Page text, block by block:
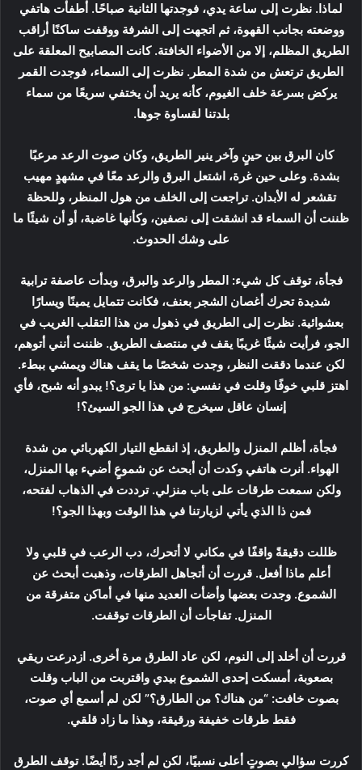
لماذا. نظرت إلى ساعة يدي، فوجدتها الثانية صباحًا. أطفأت هاتفي
ووضعته بجانب القهوة، ثم اتجهت إلى الشرفة ووقفت ساكنًا أراقب
الطريق المظلم، إلا من الأضواء الخافتة. كانت المصابيح المعلقة على
الطريق ترتعش من شدة المطر. نظرت إلى السماء، فوجدت القمر
يركض بسرعة خلف الغيوم، كأنه يريد أن يختفي سريعًا من سماء
بلدتنا لقساوة جوها.
كان البرق بين حينٍ وآخر ينير الطريق، وكان صوت الرعد مرعبًا
بشدة. وعلى حين غرة، اشتعل البرق والرعد معًا في مشهدٍ مهيب
تقشعر له الأبدان. تراجعت إلى الخلف من هول المنظر، وللحظة
ظننت أن السماء قد انشقت إلى نصفين، وكأنها غاضبة، أو أن شيئًا ما
على وشك الحدوث.
فجأة، توقف كل شيء: المطر والرعد والبرق، وبدأت عاصفة ترابية
شديدة تحرك أغصان الشجر بعنف، فكانت تتمايل يمينًا ويسارًا
بعشوائية. نظرت إلى الطريق في ذهول من هذا التقلب الغريب في
الجو، فرأيت شيئًا غريبًا يقف في منتصف الطريق. ظننت أنني أتوهم،
لكن عندما دققت النظر، وجدت شخصًا ما يقف هناك ويمشي ببطء.
اهتز قلبي خوفًا وقلت في نفسي: من هذا يا ترى؟! يبدو أنه شبح، فأي
إنسان عاقل سيخرج في هذا الجو السيئ؟!
فجأة، أظلم المنزل والطريق، إذ انقطع التيار الكهربائي من شدة
الهواء. أنرت هاتفي وكدت أن أبحث عن شموعٍ أضيء بها المنزل،
ولكن سمعت طرقات على باب منزلي. ترددت في الذهاب لفتحه،
فمن ذا الذي يأتي لزيارتنا في هذا الوقت وبهذا الجو؟!
ظللت دقيقةً واقفًا في مكاني لا أتحرك، دب الرعب في قلبي ولا
أعلم ماذا أفعل. قررت أن أتجاهل الطرقات، وذهبت أبحث عن
الشموع. وجدت بعضها وأضأت العديد منها في أماكن متفرقة من
المنزل. تفاجأت أن الطرقات توقفت.
قررت أن أخلد إلى النوم، لكن عاد الطرق مرة أخرى. ازدرعت ريقي
بصعوبة، أمسكت إحدى الشموع بيدي واقتربت من الباب وقلت
بصوت خافت: “من هناك؟ من الطارق؟” لكن لم أسمع أي صوت،
فقط طرقات خفيفة ورقيقة، وهذا ما زاد قلقي.
كررت سؤالي بصوتٍ أعلى نسبيًا، لكن لم أجد ردًا أيضًا. توقف الطرق